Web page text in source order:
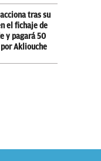
tras su
el fichaje de
y pagará 50
Akliouche